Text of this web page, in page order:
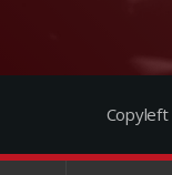
Copyleft